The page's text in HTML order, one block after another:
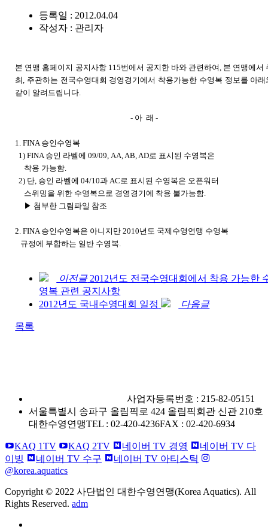
등록일 : 2012.04.04
작성자 : 관리자
본 연맹 홈페이지 공지사항 115번에서 공지한 바와 관련하여, 본 연맹에서
최, 주관하는 전국수영대회 경영경기에서 착용가능한 수영복 정보를 아래
같이 알려드립니다.
- 아 래 -
1. FINA 승인수영복
1) FINA 승인 라벨에 09/09, AA, AB, AD로 표시된 수영복은
착용 가능함.
2) 단, 승인 라벨에 04/10과 AC로 표시된 수영복은 오픈워터
스위밍을 위한 수영복으로 경영경기에 착용 불가능함.
▶ 첨부한 그림파일 참조
2. FINA 승인수영복은 아니지만 2010년도 국제수영연맹 수영복
규정에 부합하는 일반 수영복.
이전글 2012년도 전국수영대회에서 착용 가능한
영복 관련 공지사항
2012년도 국내수영대회 일정
다음글
목록
사업자등록번호 : 215-82-05151
서울특별시 송파구 올림픽로 424 올림픽회관 신관 210호
대한수영연맹TEL : 02-420-4236FAX : 02-420-6934
KAQ 1TV KAQ 2TV 네이버 TV 경영
네이버 TV 다
이빙
네이버 TV 수구
네이버 TV 아티스틱
@korea.aquatics
Copyright © 2022 사단법인 대한수영연맹(Korea Aquatics). All
Rights Reserved. adm